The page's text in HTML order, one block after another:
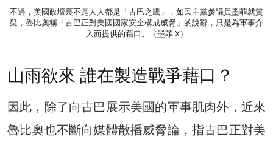
不過，美國政壇裏不是人人都是「古巴之鷹」，如民主黨參議員墨菲就質
疑，魯比奧稱「古巴正對美國國家安全構成威脅」的說辭，只是為軍事介
入而提供的藉口。（墨菲 X）
山雨欲來 誰在製造戰爭藉口？
因此，除了向古巴展示美國的軍事肌肉外，近來
魯比奧也不斷向媒體散播威脅論，指古巴正對美